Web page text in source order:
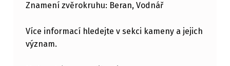
Znamení zvěrokruhu: Beran, Vodnář
Více informací hledejte v sekci kameny a jejich
význam.